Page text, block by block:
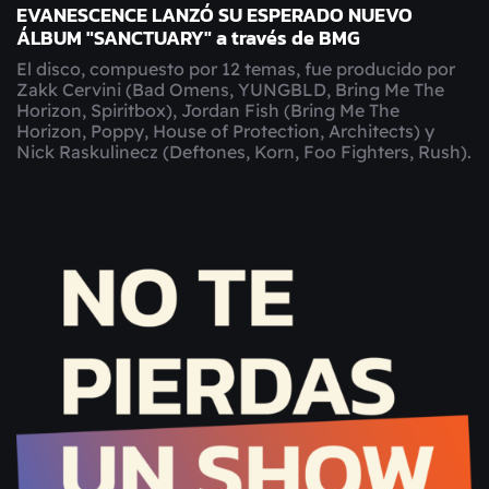
EVANESCENCE LANZÓ SU ESPERADO NUEVO
ÁLBUM "SANCTUARY" a través de BMG
El disco, compuesto por 12 temas, fue producido por
Zakk Cervini (Bad Omens, YUNGBLD, Bring Me The
Horizon, Spiritbox), Jordan Fish (Bring Me The
Horizon, Poppy, House of Protection, Architects) y
Nick Raskulinecz (Deftones, Korn, Foo Fighters, Rush).